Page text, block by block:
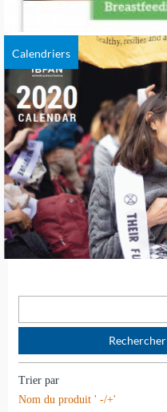
Calendriers
Trier par
Nom du produit ' -/+'